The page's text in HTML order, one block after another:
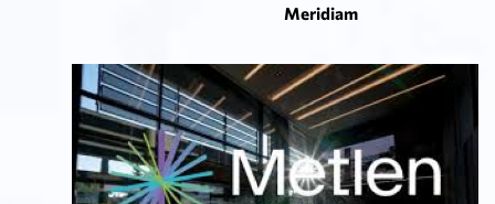
Meridiam